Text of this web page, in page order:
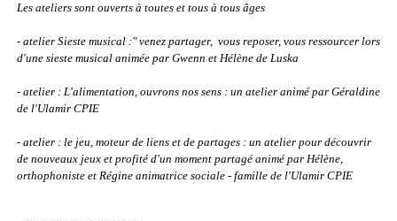
Les ateliers sont ouverts à toutes et tous à tous âges
- atelier Sieste musical :" venez partager, vous reposer, vous ressourcer lors
d'une sieste musical animée par Gwenn et Hélène de Luska
- atelier : L'alimentation, ouvrons nos sens : un atelier animé par Géraldine
de l'Ulamir CPIE
- atelier : le jeu, moteur de liens et de partages : un atelier pour découvrir
de nouveaux jeux et profité d'un moment partagé animé par Hélène,
orthophoniste et Régine animatrice sociale - famille de l'Ulamir CPIE